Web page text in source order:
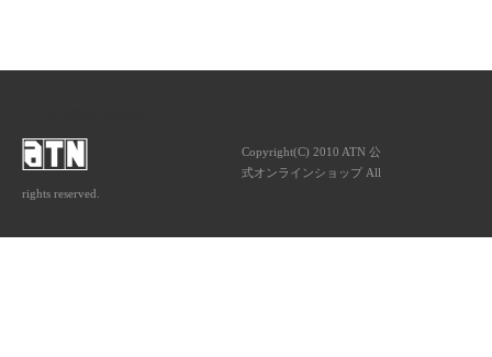
Copyright(C) 2010 ATN 公
式オンラインショップ All
rights reserved.